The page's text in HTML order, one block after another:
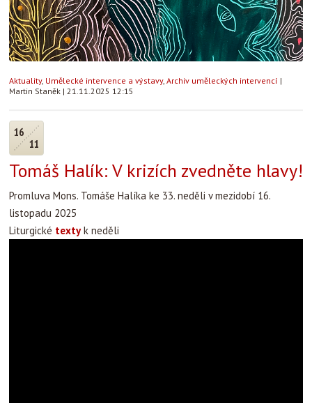
Aktuality, Umělecké intervence a výstavy, Archiv uměleckých intervencí |
Martin Staněk | 21.11.2025 12:15
16
11
Tomáš Halík: V krizích zvedněte hlavy!
Promluva Mons. Tomáše Halíka ke 33. neděli v mezidobí 16.
listopadu 2025
Liturgické textyk neděli